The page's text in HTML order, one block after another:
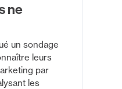
ne
un sondage
leurs
par
les